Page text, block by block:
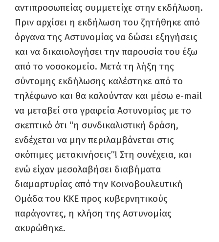
αντιπροσωπείας συμμετείχε στην εκδήλωση.
Πριν αρχίσει η εκδήλωση του ζητήθηκε από
όργανα της Αστυνομίας να δώσει εξηγήσεις
και να δικαιολογήσει την παρουσία του έξω
από το νοσοκομείο. Μετά τη λήξη της
σύντομης εκδήλωσης καλέστηκε από το
τηλέφωνο και θα καλούνταν και μέσω e-mail
να μεταβεί στα γραφεία Αστυνομίας με το
σκεπτικό ότι “η συνδικαλιστική δράση,
ενδέχεται να μην περιλαμβάνεται στις
σκόπιμες μετακινήσεις”! Στη συνέχεια, και
ενώ είχαν μεσολαβήσει διαβήματα
διαμαρτυρίας από την Κοινοβουλευτική
Ομάδα του ΚΚΕ προς κυβερνητικούς
παράγοντες, η κλήση της Αστυνομίας
ακυρώθηκε.